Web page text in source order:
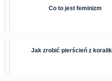
Co to jest feminizm
Jak zrobić pierścień z